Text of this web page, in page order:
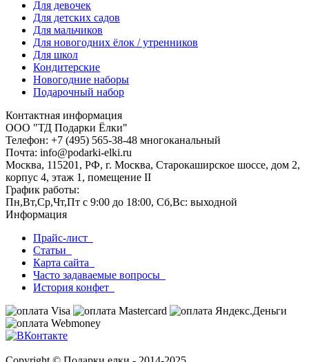
Для девочек
Для детских садов
Для мальчиков
Для новогодних ёлок / утренников
Для школ
Кондитерские
Новогодние наборы
Подарочный набор
Контактная информация
ООО "ТД Подарки Ёлки"
Телефон: +7 (495) 565-38-48 многоканальный
Почта: info@podarki-elki.ru
Москва, 115201, РФ, г. Москва, Старокаширское шоссе, дом 2,
корпус 4, этаж 1, помещение II
График работы:
Пн,Вт,Ср,Чт,Пт с 9:00 до 18:00, Сб,Вс: выходной
Информация
Прайс-лист
Статьи
Карта сайта
Часто задаваемые вопросы
История конфет